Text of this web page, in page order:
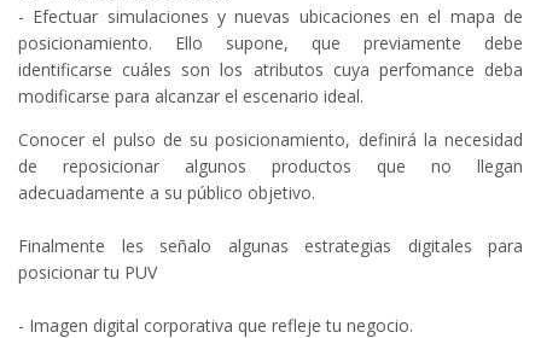
- Efectuar simulaciones y nuevas ubicaciones en el mapa de
posicionamiento. Ello supone, que previamente debe
identificarse cuáles son los atributos cuya perfomance deba
modificarse para alcanzar el escenario ideal.
Conocer el pulso de su posicionamiento, definirá la necesidad
de reposicionar algunos productos que no llegan
adecuadamente a su público objetivo.
Finalmente les señalo algunas estrategias digitales para
posicionar tu PUV
- Imagen digital corporativa que refleje tu negocio.